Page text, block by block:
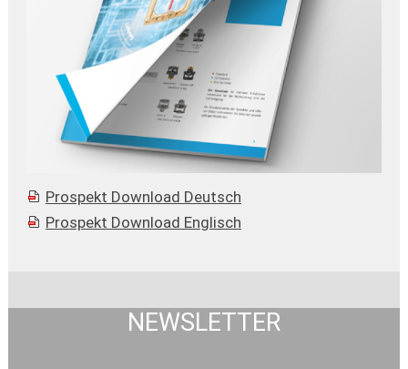
Prospekt Download Deutsch
Prospekt Download Englisch
NEWSLETTER